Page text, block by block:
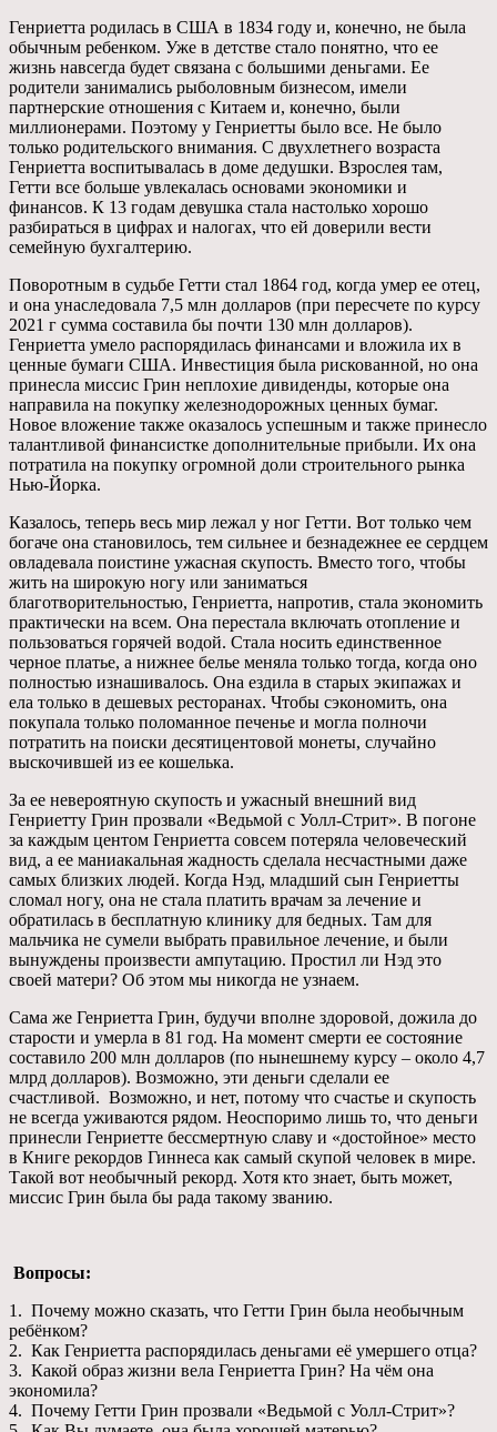
Генриетта родилась в США в 1834 году и, конечно, не была
обычным ребенком. Уже в детстве стало понятно, что ее
жизнь навсегда будет связана с большими деньгами. Ее
родители занимались рыболовным бизнесом, имели
партнерские отношения с Китаем и, конечно, были
миллионерами. Поэтому у Генриетты было все. Не было
только родительского внимания. С двухлетнего возраста
Генриетта воспитывалась в доме дедушки. Взрослея там,
Гетти все больше увлекалась основами экономики и
финансов. К 13 годам девушка стала настолько хорошо
разбираться в цифрах и налогах, что ей доверили вести
семейную бухгалтерию.
Поворотным в судьбе Гетти стал 1864 год, когда умер ее отец,
и она унаследовала 7,5 млн долларов (при пересчете по курсу
2021 г сумма составила бы почти 130 млн долларов).
Генриетта умело распорядилась финансами и вложила их в
ценные бумаги США. Инвестиция была рискованной, но она
принесла миссис Грин неплохие дивиденды, которые она
направила на покупку железнодорожных ценных бумаг.
Новое вложение также оказалось успешным и также принесло
талантливой финансистке дополнительные прибыли. Их она
потратила на покупку огромной доли строительного рынка
Нью-Йорка.
Казалось, теперь весь мир лежал у ног Гетти. Вот только чем
богаче она становилось, тем сильнее и безнадежнее ее сердцем
овладевала поистине ужасная скупость. Вместо того, чтобы
жить на широкую ногу или заниматься
благотворительностью, Генриетта, напротив, стала экономить
практически на всем. Она перестала включать отопление и
пользоваться горячей водой. Стала носить единственное
черное платье, а нижнее белье меняла только тогда, когда оно
полностью изнашивалось. Она ездила в старых экипажах и
ела только в дешевых ресторанах. Чтобы сэкономить, она
покупала только поломанное печенье и могла полночи
потратить на поиски десятицентовой монеты, случайно
выскочившей из ее кошелька.
За ее невероятную скупость и ужасный внешний вид
Генриетту Грин прозвали «Ведьмой с Уолл-Стрит». В погоне
за каждым центом Генриетта совсем потеряла человеческий
вид, а ее маниакальная жадность сделала несчастными даже
самых близких людей. Когда Нэд, младший сын Генриетты
сломал ногу, она не стала платить врачам за лечение и
обратилась в бесплатную клинику для бедных. Там для
мальчика не сумели выбрать правильное лечение, и были
вынуждены произвести ампутацию. Простил ли Нэд это
своей матери? Об этом мы никогда не узнаем.
Сама же Генриетта Грин, будучи вполне здоровой, дожила до
старости и умерла в 81 год. На момент смерти ее состояние
составило 200 млн долларов (по нынешнему курсу – около 4,7
млрд долларов). Возможно, эти деньги сделали ее
счастливой. Возможно, и нет, потому что счастье и скупость
не всегда уживаются рядом. Неоспоримо лишь то, что деньги
принесли Генриетте бессмертную славу и «достойное» место
в Книге рекордов Гиннеса как самый скупой человек в мире.
Такой вот необычный рекорд. Хотя кто знает, быть может,
миссис Грин была бы рада такому званию.
Вопросы:
1. Почему можно сказать, что Гетти Грин была необычным
ребёнком?
2. Как Генриетта распорядилась деньгами её умершего отца?
3. Какой образ жизни вела Генриетта Грин? На чём она
экономила?
4. Почему Гетти Грин прозвали «Ведьмой с Уолл-Стрит»?